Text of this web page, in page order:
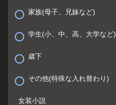
家族(母子、兄妹など)
学生(小、中、高、大学など)
歳下
その他(特殊な入れ替わり)
女装小説